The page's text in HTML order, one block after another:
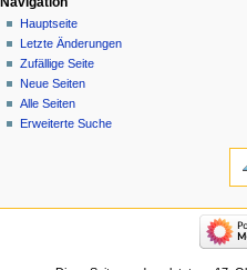
Hauptseite
Letzte Änderungen
Zufällige Seite
Neue Seiten
Alle Seiten
Erweiterte Suche